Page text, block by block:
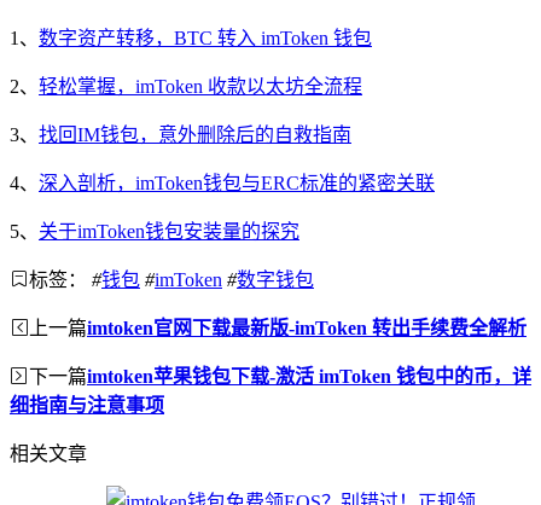
1、 数字资产转移，BTC 转入 imToken 钱包
2、 轻松掌握，imToken 收款以太坊全流程
3、 找回IM钱包，意外删除后的自救指南
4、 深入剖析，imToken钱包与ERC标准的紧密关联
5、 关于imToken钱包安装量的探究
标签： #钱包 #imToken #数字钱包
上一篇imtoken官网下载最新版-imToken 转出手续费全解析
下一篇imtoken苹果钱包下载-激活 imToken 钱包中的币，详
细指南与注意事项
相关文章